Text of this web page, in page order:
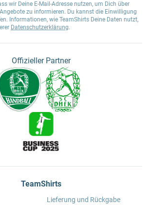
wir Deine E-Mail-Adresse nutzen, um Dich über
zu informieren. Du kannst die Einwilligung
Informationen, wie TeamShirts Deine Daten nutzt,
Datenschutzerklärung.
Offizieller Partner
TeamShirts
Lieferung und Rückgabe